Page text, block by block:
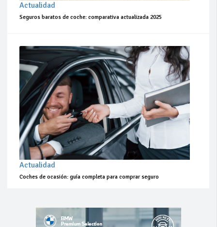
Actualidad
Seguros baratos de coche: comparativa actualizada 2025
Actualidad
Coches de ocasión: guía completa para comprar seguro